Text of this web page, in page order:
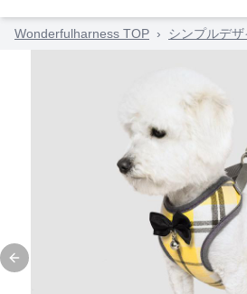
Wonderfulharness TOP › シンプルデ
Previous slide